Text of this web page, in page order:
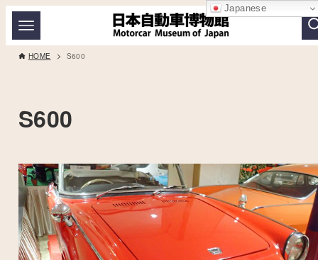
HOME S600
S600
Japanese